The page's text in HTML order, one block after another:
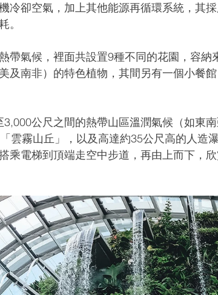
冷卻空氣，加上其他能源再循環系統，其
。
帶氣候，裡面共設置9種不同的花園，容納
及南非）的特色植物，其間另有一個小餐
公尺之間的熱帶山區溫潤氣候（如東
「雲霧山丘」，以及高達約35公尺高的人造
乘電梯到頂端走空中步道，再由上而下，